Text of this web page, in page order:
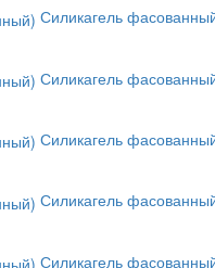
Силикагель
Силикагель
Силикагель
Силикагель
Силикагель